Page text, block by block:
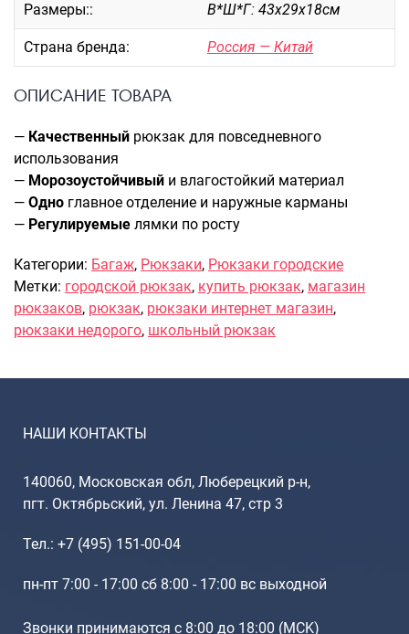
Новинки
Чемоданы оптом
Чемоданы на колесах
Рюкзаки детские для детских
чемоданов
Бьюти-кейсы
Сумки
Сумки колесные
Сумки деловые
Сумки-тележки хозяйственные
Сумки-рюкзаки на колёсах
Рюкзаки городские
Размеры:: В*Ш*Г: 43х29х18см
Страна бренда: Россия — Китай
ОПИСАНИЕ ТОВАРА
— Качественный рюкзак для повседневного
использования
— Морозоустойчивый и влагостойкий материал
— Одно главное отделение и наружные карманы
— Регулируемые лямки по росту
Категории: Багаж, Рюкзаки, Рюкзаки городские
Метки: городской рюкзак, купить рюкзак, магазин
рюкзаков, рюкзак, рюкзаки интернет магазин,
рюкзаки недорого, школьный рюкзак
НАШИ КОНТАКТЫ
140060, Московская обл, Люберецкий р-н,
пгт. Октябрьский, ул. Ленина 47, стр 3
Тел.: +7 (495) 151-00-04
пн-пт 7:00 - 17:00 сб 8:00 - 17:00 вс выходной
Звонки принимаются с 8:00 до 18:00 (МCK)